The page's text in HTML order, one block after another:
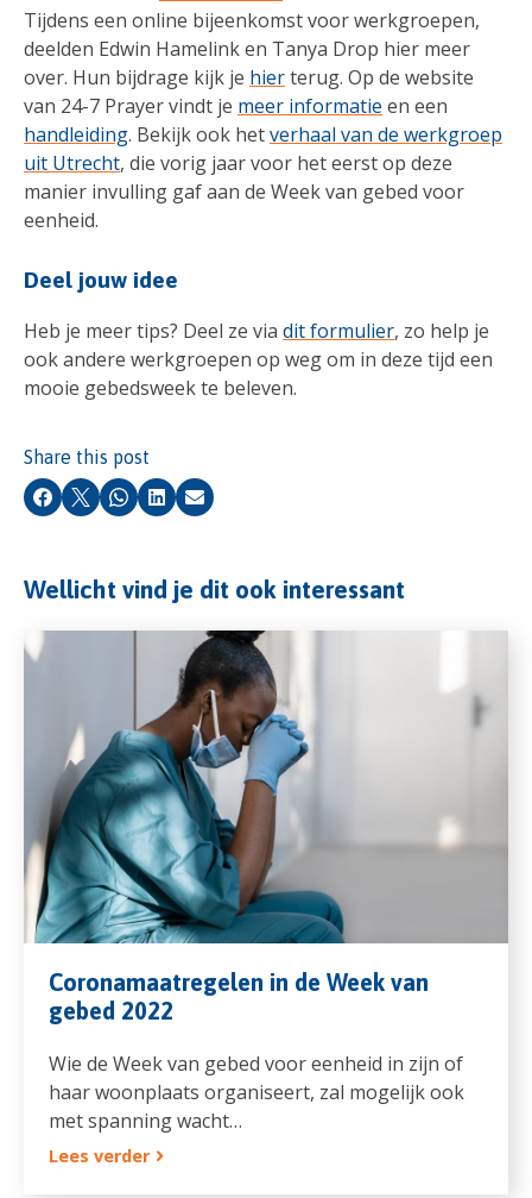
Tijdens een online bijeenkomst voor werkgroepen,
deelden Edwin Hamelink en Tanya Drop hier meer
over. Hun bijdrage kijk je hierterug. Op de website
van 24-7 Prayer vindt je meer informatie en een
handleiding. Bekijk ook hetverhaal van de werkgroep
uit Utrecht, die vorig jaar voor het eerst op deze
manier invulling gaf aan de Week van gebed voor
eenheid.
Deel jouw idee
Heb je meer tips? Deel ze via dit formulier, zo help je
ook andere werkgroepen op weg om in deze tijd een
mooie gebedsweek te beleven.
Share this post
Facebook
X Whatsapp
LinkedIn
Email
Wellicht vind je dit ook interessant
Coronamaatregelen in de Week van
gebed 2022
Wie de Week van gebed voor eenheid in zijn of
haar woonplaats organiseert, zal mogelijk ook
met spanning wacht…
Lees verder